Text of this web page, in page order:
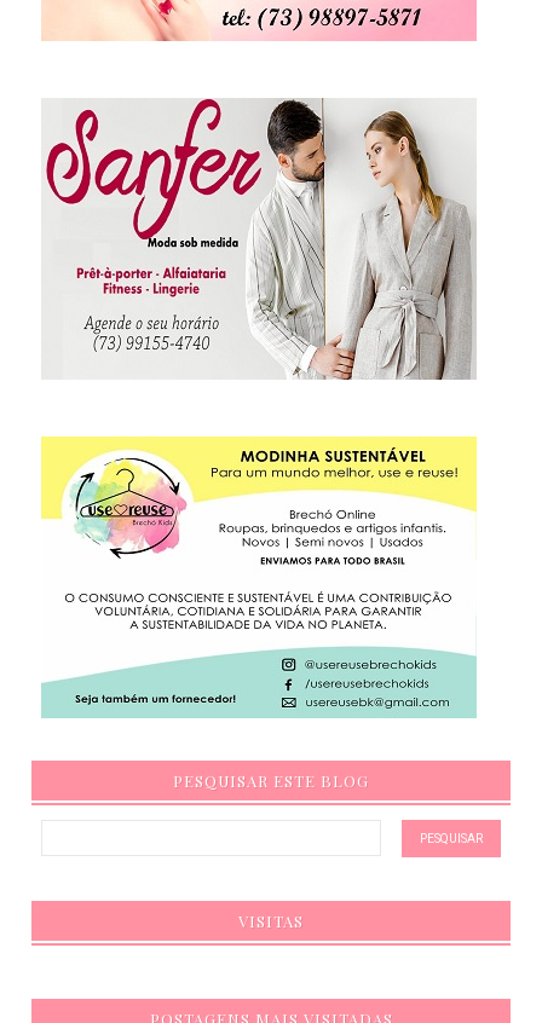
PESQUISAR ESTE BLOG
VISITAS